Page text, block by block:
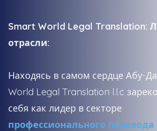
Smart World Legal Translation:
отрасли:
Находясь в самом сердце Абу-
World Legal Translation l.l.c
себя как лидер в секторе
профессионального перевода